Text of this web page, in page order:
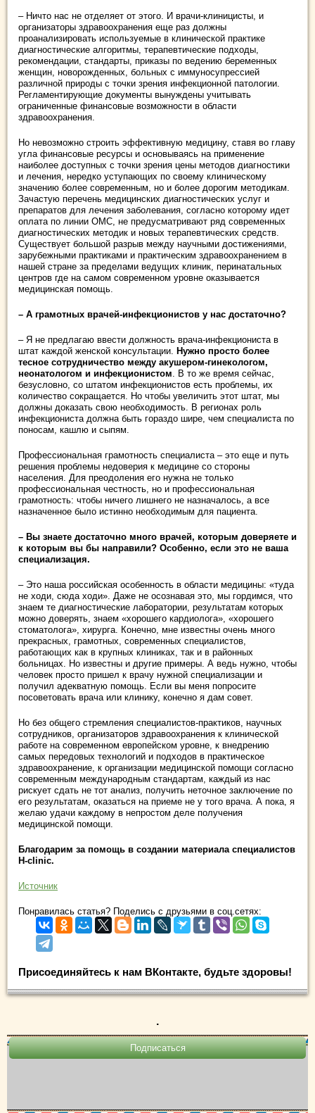
– Ничто нас не отделяет от этого. И врачи-клиницисты, и
организаторы здравоохранения еще раз должны
проанализировать используемые в клинической практике
диагностические алгоритмы, терапевтические подходы,
рекомендации, стандарты, приказы по ведению беременных
женщин, новорожденных, больных с иммуносупрессией
различной природы с точки зрения инфекционной патологии.
Регламентирующие документы вынуждены учитывать
ограниченные финансовые возможности в области
здравоохранения.
Но невозможно строить эффективную медицину, ставя во главу
угла финансовые ресурсы и основываясь на применение
наиболее доступных с точки зрения цены методов диагностики
и лечения, нередко уступающих по своему клиническому
значению более современным, но и более дорогим методикам.
Зачастую перечень медицинских диагностических услуг и
препаратов для лечения заболевания, согласно которому идет
оплата по линии ОМС, не предусматривают ряд современных
диагностических методик и новых терапевтических средств.
Существует большой разрыв между научными достижениями,
зарубежными практиками и практическим здравоохранением в
нашей стране за пределами ведущих клиник, перинатальных
центров где на самом современном уровне оказывается
медицинская помощь.
– А грамотных врачей-инфекционистов у нас достаточно?
– Я не предлагаю ввести должность врача-инфекциониста в
штат каждой женской консультации. Нужно просто более
тесное сотрудничество между акушером-гинекологом,
неонатологом и инфекционистом. В то же время сейчас,
безусловно, со штатом инфекционистов есть проблемы, их
количество сокращается. Но чтобы увеличить этот штат, мы
должны доказать свою необходимость. В регионах роль
инфекциониста должна быть гораздо шире, чем специалиста по
поносам, кашлю и сыпям.
Профессиональная грамотность специалиста – это еще и путь
решения проблемы недоверия к медицине со стороны
населения. Для преодоления его нужна не только
профессиональная честность, но и профессиональная
грамотность: чтобы ничего лишнего не назначалось, а все
назначенное было истинно необходимым для пациента.
– Вы знаете достаточно много врачей, которым доверяете и
к которым вы бы направили? Особенно, если это не ваша
специализация.
– Это наша российская особенность в области медицины: «туда
не ходи, сюда ходи». Даже не осознавая это, мы гордимся, что
знаем те диагностические лаборатории, результатам которых
можно доверять, знаем «хорошего кардиолога», «хорошего
стоматолога», хирурга. Конечно, мне известны очень много
прекрасных, грамотных, современных специалистов,
работающих как в крупных клиниках, так и в районных
больницах. Но известны и другие примеры. А ведь нужно, чтобы
человек просто пришел к врачу нужной специализации и
получил адекватную помощь. Если вы меня попросите
посоветовать врача или клинику, конечно я дам совет.
Но без общего стремления специалистов-практиков, научных
сотрудников, организаторов здравоохранения к клинической
работе на современном европейском уровне, к внедрению
самых передовых технологий и подходов в практическое
здравоохранение, к организации медицинской помощи согласно
современным международным стандартам, каждый из нас
рискует сдать не тот анализ, получить неточное заключение по
его результатам, оказаться на приеме не у того врача. А пока, я
желаю удачи каждому в непростом деле получения
медицинской помощи.
Благодарим за помощь в создании материала специалистов
H-clinic.
Источник
Понравилась статья? Поделись с друзьями в соц.сетях:
Присоединяйтесь к нам ВКонтакте, будьте здоровы!
.